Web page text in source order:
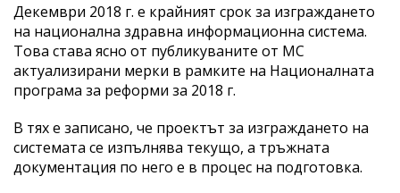
Декември 2018 г. е крайният срок за изграждането
на национална здравна информационна система.
Това става ясно от публикуваните от МС
актуализирани мерки в рамките на Националната
програма за реформи за 2018 г.
В тях е записано, че проектът за изграждането на
системата се изпълнява текущо, а тръжната
документация по него е в процес на подготовка.